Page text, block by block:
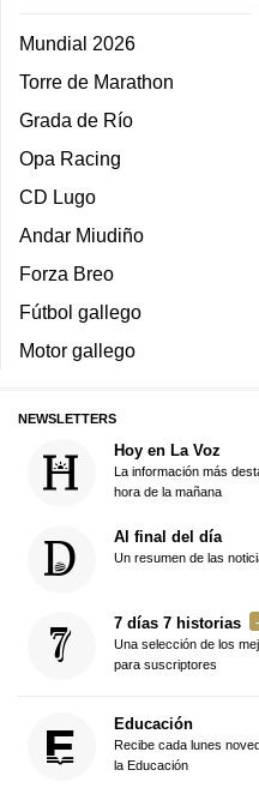
Mundial 2026
Torre de Marathon
Grada de Río
Opa Racing
CD Lugo
Andar Miudiño
Forza Breo
Fútbol gallego
Motor gallego
NEWSLETTERS
Hoy en La Voz
La información más
hora de la mañana
Al final del día
Un resumen de las
7 días 7 historias
Una selección de los
para suscriptores
Educación
Recibe cada lunes
la Educación